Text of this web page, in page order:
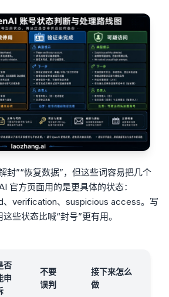
封”“恢复数据”，但这些词容易把几个
官方页面用的是更具体的状态：
verification、suspicious access。写
些状态比喊“封号”更有用。
否
申
不要
误判
接下来怎么
做